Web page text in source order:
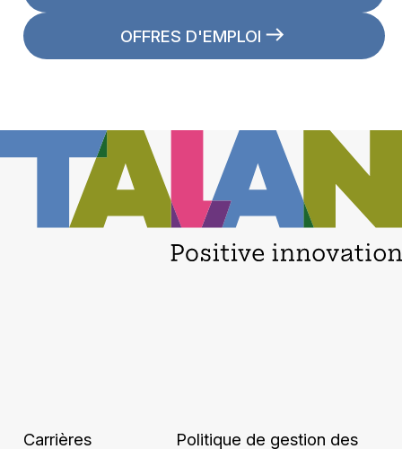
OFFRES D'EMPLOI
Carrières Politique de gestion des